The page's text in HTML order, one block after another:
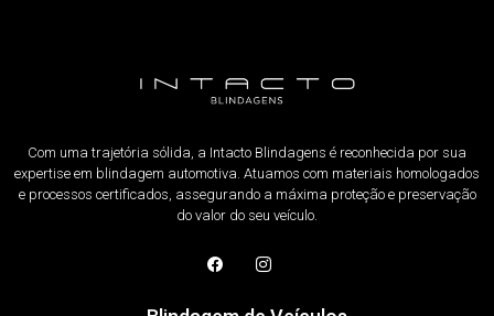
Com uma trajetória sólida, a Intacto Blindagens é reconhecida por sua
expertise em blindagem automotiva. Atuamos com materiais homologados
e processos certificados, assegurando a máxima proteção e preservação
do valor do seu veículo.